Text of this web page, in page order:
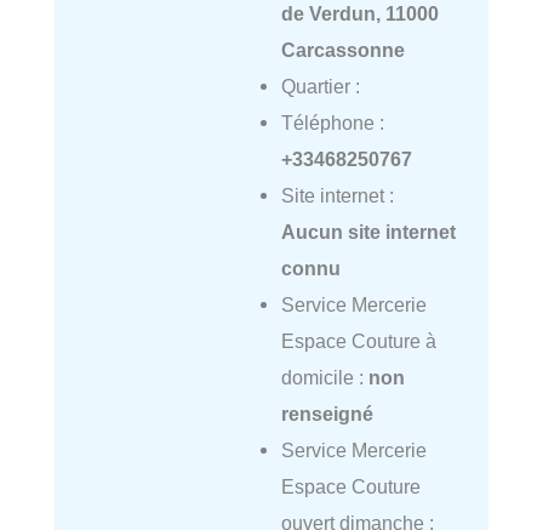
de Verdun, 11000
Carcassonne
Quartier :
Téléphone :
+33468250767
Site internet :
Aucun site internet
connu
Service Mercerie
Espace Couture à
domicile : non
renseigné
Service Mercerie
Espace Couture
ouvert dimanche :